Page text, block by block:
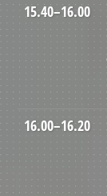
15.40–16.00
16.00–16.20